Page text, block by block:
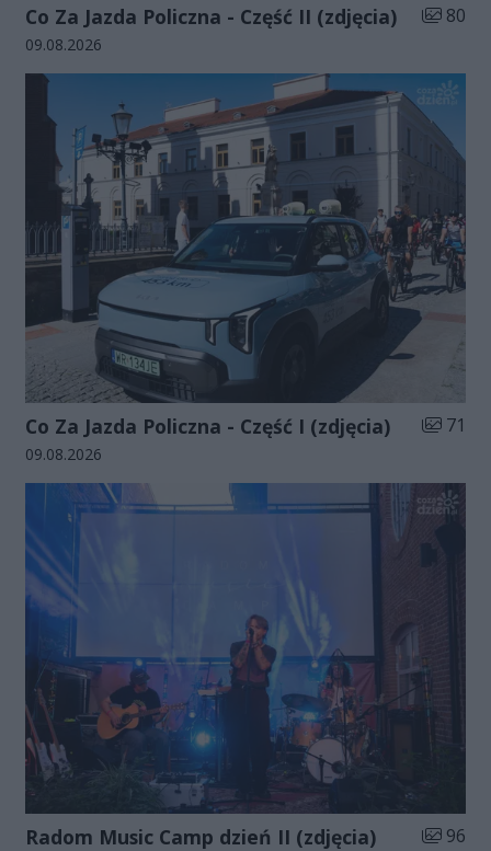
Co Za Jazda Policzna - Część II (zdjęcia) Liczba
80
Data dodania galerii:
09.08.2026
Co Za Jazda Policzna - Część I (zdjęcia) Liczba
71
Data dodania galerii:
09.08.2026
Radom Music Camp dzień II (zdjęcia) Liczba
96